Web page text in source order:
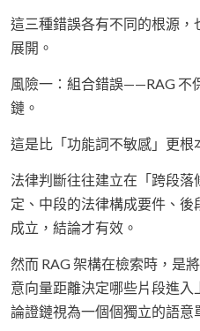
這三種錯誤各有不同的根源
展開。
風險一：組合錯誤——RAG 不
鏈。
這是比「功能詞不敏感」更根
法律判斷往往建立在「跨段
定、中段的法律構成要件、
成立，結論才有效。
然而 RAG 架構在檢索時，是
意向量距離決定哪些片段進
論證鏈視為一個個獨立的語意